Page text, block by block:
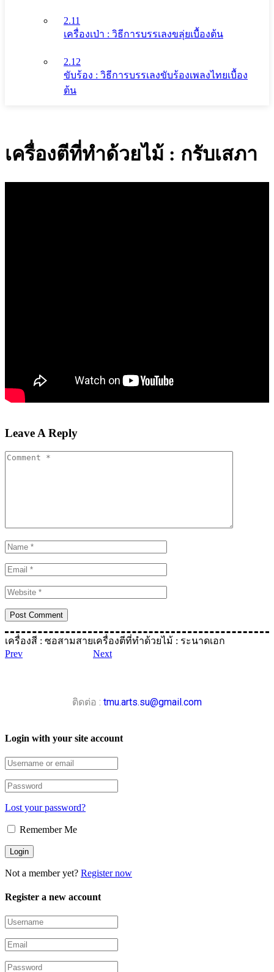
2.11
เครื่องเป่า : วิธีการบรรเลงขลุ่ยเบื้องต้น
2.12
ขับร้อง : วิธีการบรรเลงขับร้องเพลงไทยเบื้อง
ต้น
เครื่องตีที่ทําด้วยไม้ : กรับเสภา
Leave A Reply
เครื่องสี : ซอสามสาย
Prev
เครื่องตีที่ทําด้วยไม้ : ระนาดเอก
Next
ติดต่อ : tmu.arts.su@gmail.com
Login with your site account
Lost your password?
Remember Me
Not a member yet? Register now
Register a new account